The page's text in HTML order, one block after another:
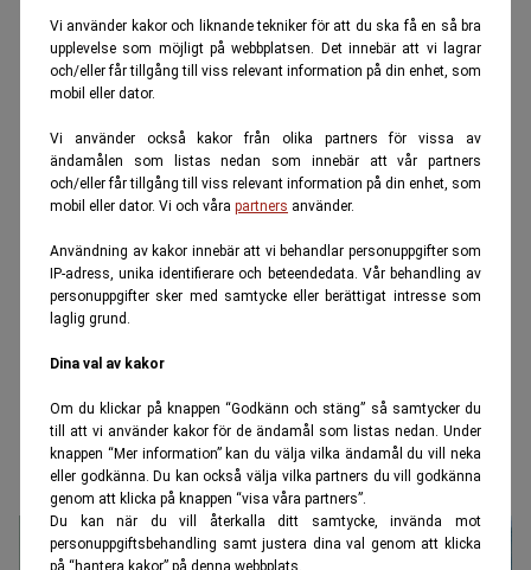
Vi använder kakor och liknande tekniker för att du ska få en så bra
upplevelse som möjligt på webbplatsen. Det innebär att vi lagrar
och/eller får tillgång till viss relevant information på din enhet, som
mobil eller dator.
Vi använder också kakor från olika partners för vissa av
ändamålen som listas nedan som innebär att vår partners
och/eller får tillgång till viss relevant information på din enhet, som
mobil eller dator. Vi och våra partners använder.
Användning av kakor innebär att vi behandlar personuppgifter som
IP-adress, unika identifierare och beteendedata. Vår behandling av
personuppgifter sker med samtycke eller berättigat intresse som
laglig grund.
Dina val av kakor
Om du klickar på knappen “Godkänn och stäng” så samtycker du
till att vi använder kakor för de ändamål som listas nedan. Under
knappen “Mer information” kan du välja vilka ändamål du vill neka
eller godkänna. Du kan också välja vilka partners du vill godkänna
genom att klicka på knappen “visa våra partners”.
Du kan när du vill återkalla ditt samtycke, invända mot
personuppgiftsbehandling samt justera dina val genom att klicka
på “hantera kakor” på denna webbplats.